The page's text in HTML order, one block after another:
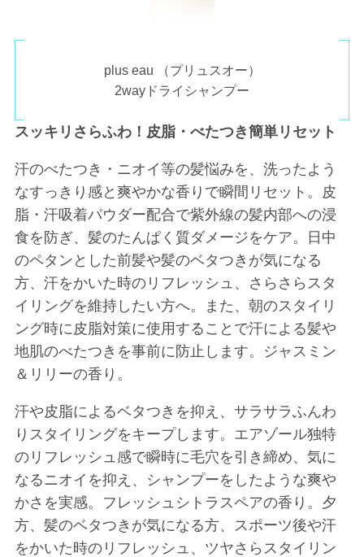
plus eau （プリュスオー）
2wayドライシャンプー
スッキリさらふわ！皮脂・べたつき簡単リセット
汗のべたつき・ニオイ等の髪悩みを、洗ったよう
なすっきり感と爽やかな香りで瞬間リセット。皮
脂・汗吸着パウダー配合で紫外線の髪内部への浸
食を防ぎ、髪のたんぱく質ダメージをケア。日中
のペタンとした前髪や髪のベタつきが気になる
方、汗をかいた時のリフレッシュ、さらさらスタ
イリングを維持したい方へ。また、朝のスタイリ
ング時に皮脂対策に使用することで汗による髪や
地肌のべたつきを事前に防止します。ジャスミン
＆リリーの香り。
汗や皮脂によるベタつきを抑え、サラサラふんわ
りスタイリングをキープします。エアゾール独特
のリフレッシュ感で瞬時に毛穴を引き締め、気に
なるニオイを抑え、シャンプーをしたような爽や
かさを実感。フレッシュシトラスペアの香り。夕
方、髪のベタつきが気になる方、スポーツ後や汗
をかいた時のリフレッシュ、ツヤさらスタイリン